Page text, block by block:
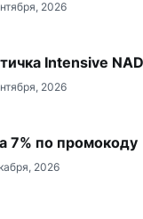
2026
Intensive
2026
7% по промокоду
2026